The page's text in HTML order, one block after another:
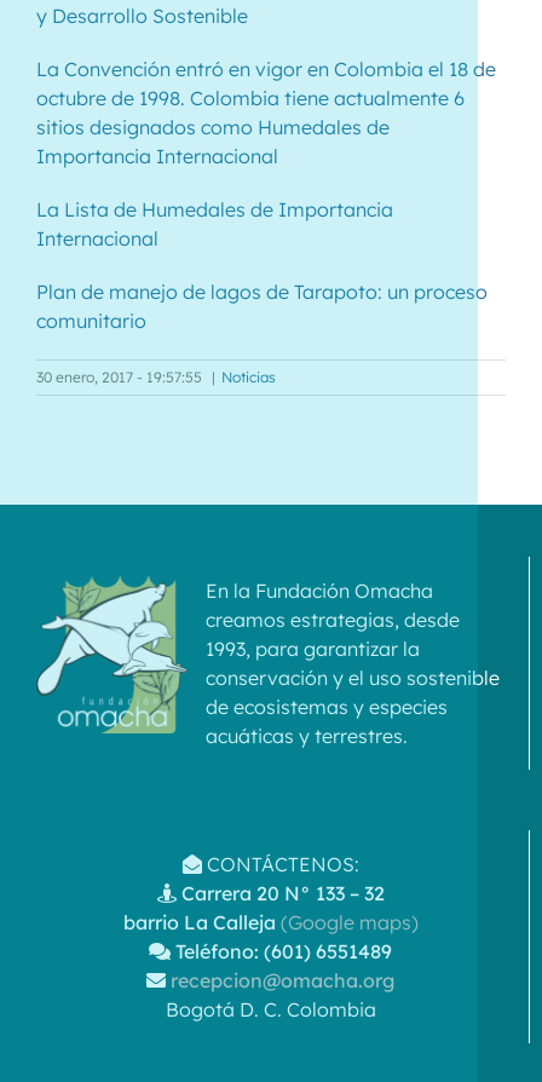
y Desarrollo Sostenible
La Convención entró en vigor en Colombia el 18 de
octubre de 1998. Colombia tiene actualmente 6
sitios designados como Humedales de
Importancia Internacional
La Lista de Humedales de Importancia
Internacional
Plan de manejo de lagos de Tarapoto: un proceso
comunitario
30 enero, 2017 - 19:57:55 | Noticias
En la Fundación Omacha
creamos estrategias, desde
1993, para garantizar la
conservación y el uso sostenible
de ecosistemas y especies
acuáticas y terrestres.
CONTÁCTENOS:
Carrera 20 N° 133 – 32
barrio La Calleja (Google maps)
Teléfono: (601) 6551489
recepcion@omacha.org
Bogotá D. C. Colombia